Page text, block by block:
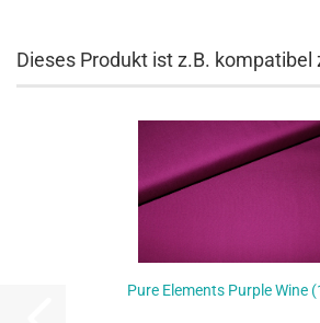
Dieses Produkt ist z.B. kompatibel
Pure Elements Purple Wine